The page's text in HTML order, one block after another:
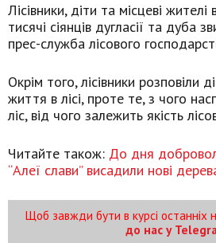
Лісівники, діти та місцеві
тисячі сіянців дугласії та дуба
прес-служба лісового
Окрім того, лісівники розповіли
життя в лісі, проте те, з чого
ліс, від чого залежить якість
Читайте також: До дня
“Алеї слави” висадили нові
Щоб завжди бути в курсі останніх
до нас у